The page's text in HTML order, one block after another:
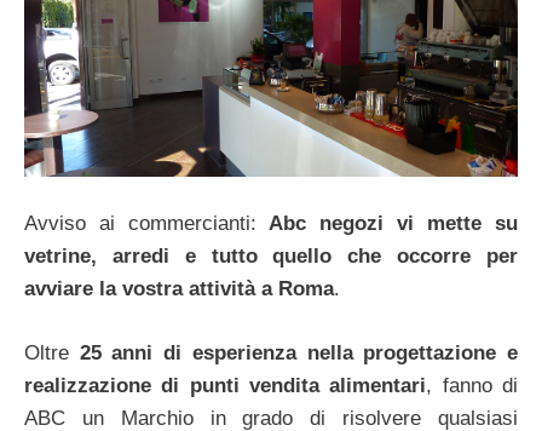
Avviso ai commercianti: Abc negozi vi mette su
vetrine, arredi e tutto quello che occorre per
avviare la vostra attività a Roma.
Oltre 25 anni di esperienza nella progettazione e
realizzazione di punti vendita alimentari, fanno di
ABC un Marchio in grado di risolvere qualsiasi